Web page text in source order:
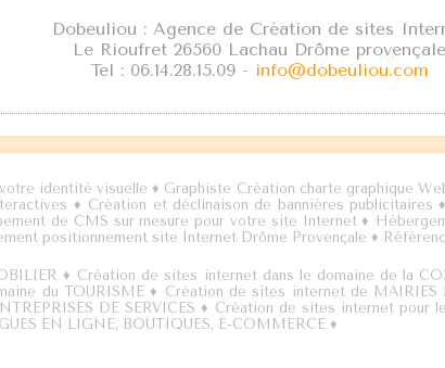
Dobeuliou : Agence de Création de sites
Le Rioufret 26560 Lachau Drôme provençale
Tel : 06.14.28.15.09 - info@dobeuliou.com
identité visuelle ♦ Graphiste Création charte graphique
♦ Création et déclinaison de bannières publicitaires ♦
de CMS sur mesure pour votre site Internet♦
positionnement site Internet Drôme Provençale ♦
♦ Création de sites internet dans le domaine de la
du TOURISME♦ Création de sites internet de MAIRIES
DE SERVICES ♦ Création de sites internet pour
EN LIGNE, BOUTIQUES, E-COMMERCE ♦